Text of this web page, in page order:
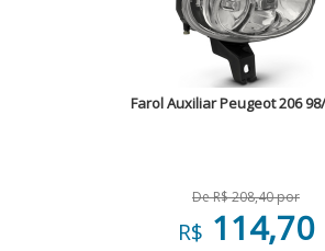
Farol Auxiliar Peugeot 206
De R$ 208,40 por
R$ 114,70